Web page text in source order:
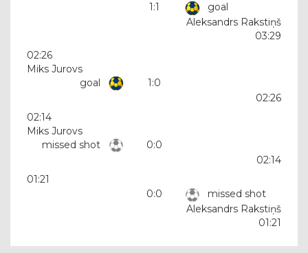
1:1
goal
Aleksandrs Rakstiņš
03:29
02:26
Miks Jurovs
goal
1:0
02:26
02:14
Miks Jurovs
missed shot
0:0
02:14
01:21
0:0
missed shot
Aleksandrs Rakstiņš
01:21